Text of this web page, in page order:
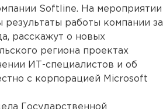
Softline. На мероприятии
результаты работы компании за
расскажут о новых
региона проектах
ИТ-специалистов и об
с корпорацией Microsoft
Государственной